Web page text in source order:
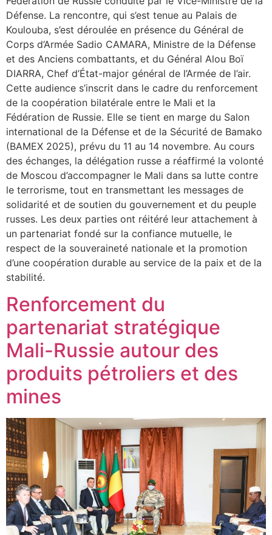
Défense. La rencontre, qui s’est tenue au Palais de
Koulouba, s’est déroulée en présence du Général de
Corps d’Armée Sadio CAMARA, Ministre de la Défense
et des Anciens combattants, et du Général Alou Boï
DIARRA, Chef d’État-major général de l’Armée de l’air.
Cette audience s’inscrit dans le cadre du renforcement
de la coopération bilatérale entre le Mali et la
Fédération de Russie. Elle se tient en marge du Salon
international de la Défense et de la Sécurité de Bamako
(BAMEX 2025), prévu du 11 au 14 novembre. Au cours
des échanges, la délégation russe a réaffirmé la volonté
de Moscou d’accompagner le Mali dans sa lutte contre
le terrorisme, tout en transmettant les messages de
solidarité et de soutien du gouvernement et du peuple
russes. Les deux parties ont réitéré leur attachement à
un partenariat fondé sur la confiance mutuelle, le
respect de la souveraineté nationale et la promotion
d’une coopération durable au service de la paix et de la
stabilité.
Renforcement du
partenariat stratégique
Mali-Russie autour des
produits pétroliers et des
mines